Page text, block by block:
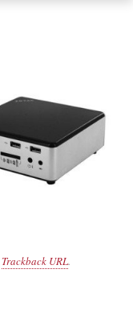
Trackback URL.